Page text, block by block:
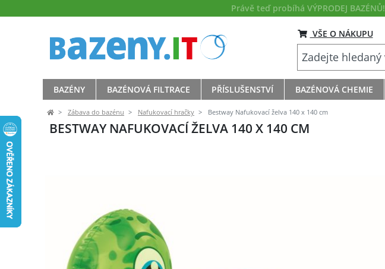
Právě teď probíhá VÝPRODEJ BAZÉNŮ!
VŠE O NÁKUPU
BAZÉNY BAZÉNOVÁ FILTRACE PŘÍSLUŠENSTVÍ BAZÉNOVÁ CHEMIE
Zábava do bazénu Nafukovací hračky Bestway Nafukovací želva 140 x 140 cm
BESTWAY NAFUKOVACÍ ŽELVA 140 X 140 CM